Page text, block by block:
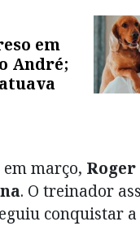
em
André;
março,
. O treinador
conquistar